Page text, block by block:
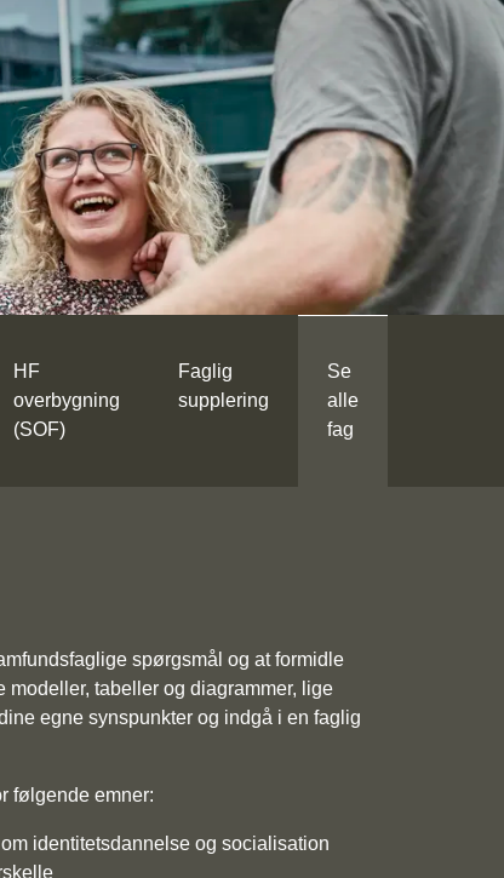
HF
overbygning
(SOF)
Faglig
supplering
Se
alle
fag
spørgsmål og at formidle
tabeller og diagrammer, lige
egne synspunkter og indgå i en faglig
følgende emner:
identitetsdannelse og socialisation